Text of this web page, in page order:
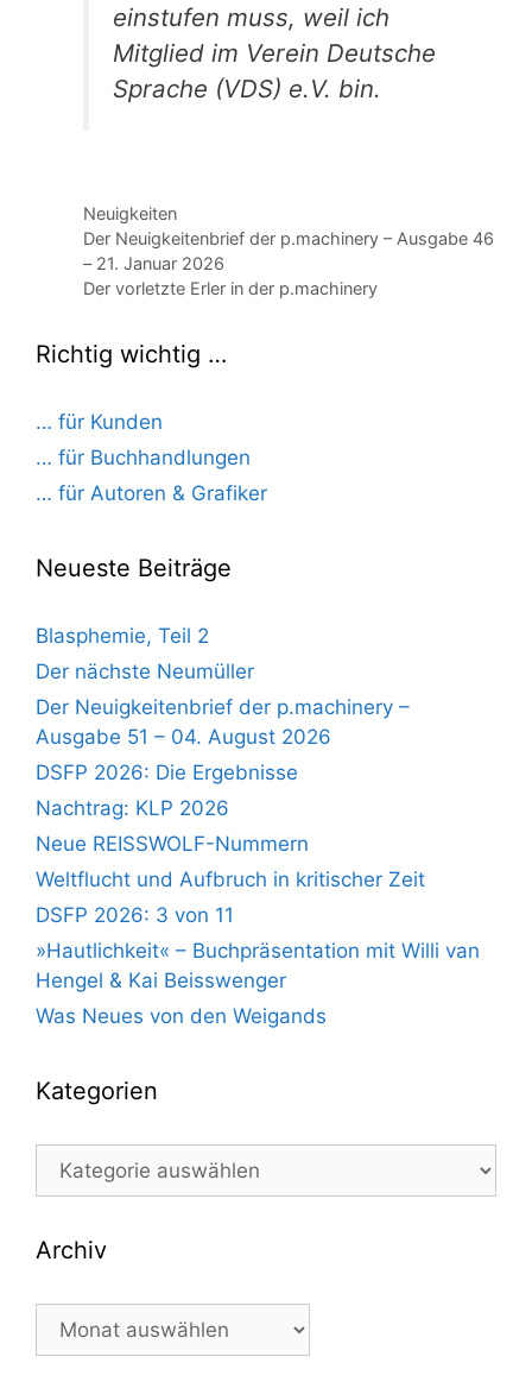
einstufen muss, weil ich
Mitglied im Verein Deutsche
Sprache (VDS) e.V. bin.
Kategorien
Neuigkeiten
Der Neuigkeitenbrief der p.machinery – Ausgabe 46
– 21. Januar 2026
Der vorletzte Erler in der p.machinery
Richtig wichtig …
… für Kunden
… für Buchhandlungen
… für Autoren & Grafiker
Neueste Beiträge
Blasphemie, Teil 2
Der nächste Neumüller
Der Neuigkeitenbrief der p.machinery –
Ausgabe 51 – 04. August 2026
DSFP 2026: Die Ergebnisse
Nachtrag: KLP 2026
Neue REISSWOLF-Nummern
Weltflucht und Aufbruch in kritischer Zeit
DSFP 2026: 3 von 11
»Hautlichkeit« – Buchpräsentation mit Willi van
Hengel & Kai Beisswenger
Was Neues von den Weigands
Kategorien
Kategorien
Archiv
Archiv